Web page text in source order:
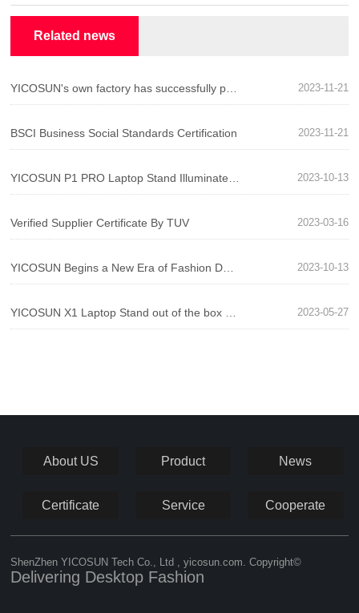
Related news
2023-11-21
BSCI Business Social Standards Certification 2023-11-21
2023-10-13
Verified Supplier Certificate By TUV 2023-03-16
2023-10-13
2023-05-27
About US Product News
Certificate Service Cooperate
ShenZhen YICOSUN Tech Co., Ltd , yicosun.com. Copyright©
Delivering Desktop Fashion